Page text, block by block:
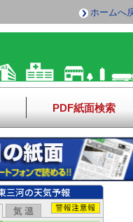
ホームへ
PDF紙面検索